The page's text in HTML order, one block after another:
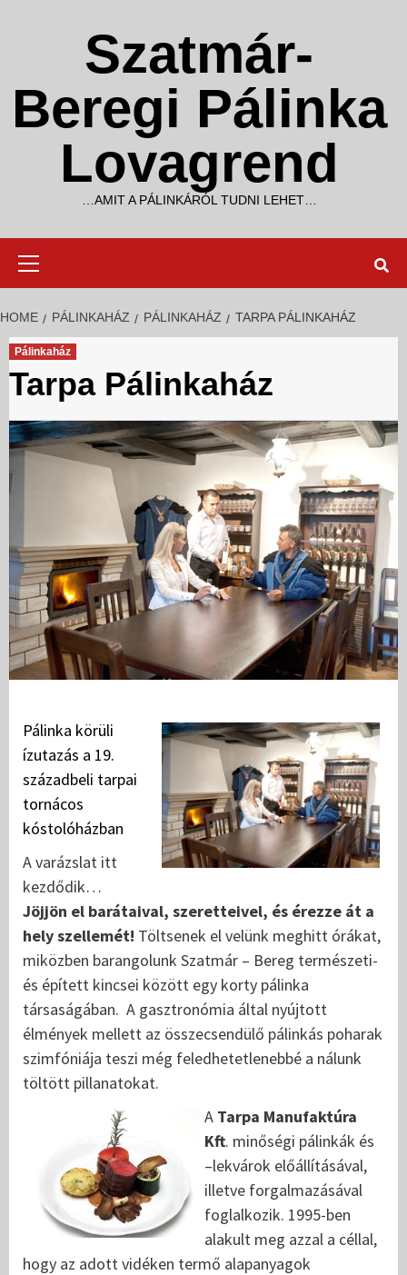
Szatmár-
Beregi Pálinka
Lovagrend
…AMIT A PÁLINKÁRÓL TUDNI LEHET…
HOME PÁLINKAHÁZ PÁLINKAHÁZ TARPA PÁLINKAHÁZ
Pálinkaház
Tarpa Pálinkaház
Pálinka körüli
ízutazás a 19.
századbeli tarpai
tornácos
kóstolóházban
A varázslat itt
kezdődik…
Jöjjön el barátaival, szeretteivel, és érezze át a
hely szellemét! Töltsenek el velünk meghitt órákat,
miközben barangolunk Szatmár – Bereg természeti-
és épített kincsei között egy korty pálinka
társaságában. A gasztronómia által nyújtott
élmények mellett az összecsendülő pálinkás poharak
szimfóniája teszi még feledhetetlenebbé a nálunk
töltött pillanatokat.
A Tarpa Manufaktúra
Kft. minőségi pálinkák és
–lekvárok előállításával,
illetve forgalmazásával
foglalkozik. 1995-ben
alakult meg azzal a céllal,
hogy az adott vidéken termő alapanyagok